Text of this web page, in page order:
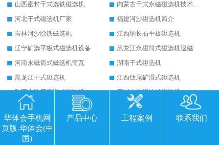
山西密封干式选铁磁选机
内蒙古干式永磁磁选机技术要求
河北干式磁选机厂家
福建河沙磁选机简介
吉林河沙除铁磁选机
江西钠长石平板磁选机
辽宁矿选平板式磁选机设备
黑龙江永磁筒式磁选机退磁
河南永磁筒式磁选机筒瓦
湖南干式磁选机
黑龙江干式磁选机
江西钛尾矿湿式磁选机
陕西实验用室湿式磁选机
四川水选褐铁矿磁选机
西藏干选铁矿磁选机
甘肃河沙干式磁选机
河沙磁选机的电机
潍坊平板磁选机厂家
广西平板磁选机磁铁排列图
华体会手机网
页版-华体会(中
国)
产品中心 工程案例 联系我们